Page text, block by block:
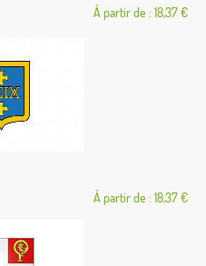
À partir de : 18,37 €
À partir de : 18,37 €